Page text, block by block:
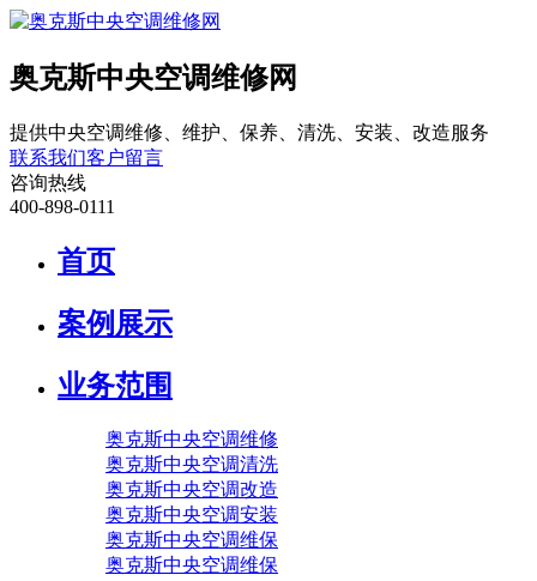
奥克斯中央空调维修网
提供中央空调维修、维护、保养、清洗、安装、改造服务
联系我们客户留言
咨询热线
400-898-0111
首页
案例展示
业务范围
奥克斯中央空调维修
奥克斯中央空调清洗
奥克斯中央空调改造
奥克斯中央空调安装
奥克斯中央空调维保
奥克斯中央空调维保